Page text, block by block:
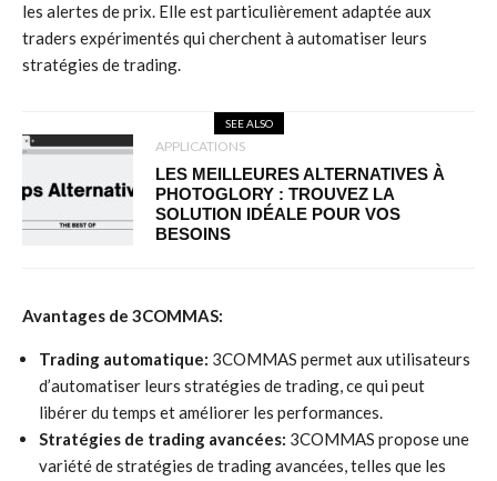
les alertes de prix. Elle est particulièrement adaptée aux
traders expérimentés qui cherchent à automatiser leurs
stratégies de trading.
SEE ALSO
APPLICATIONS
LES MEILLEURES ALTERNATIVES À
PHOTOGLORY : TROUVEZ LA
SOLUTION IDÉALE POUR VOS
BESOINS
Avantages de 3COMMAS:
Trading automatique: 3COMMAS permet aux utilisateurs
d’automatiser leurs stratégies de trading, ce qui peut
libérer du temps et améliorer les performances.
Stratégies de trading avancées: 3COMMAS propose une
variété de stratégies de trading avancées, telles que les